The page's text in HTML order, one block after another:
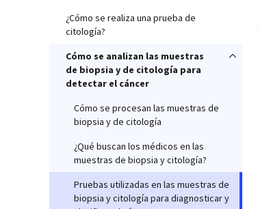
¿Cómo se realiza una prueba de
citología?
Cómo se analizan las muestras
de biopsia y de citología para
detectar el cáncer
Cómo se procesan las muestras de
biopsia y de citología
¿Qué buscan los médicos en las
muestras de biopsia y citología?
Pruebas utilizadas en las muestras de
biopsia y citología para diagnosticar y